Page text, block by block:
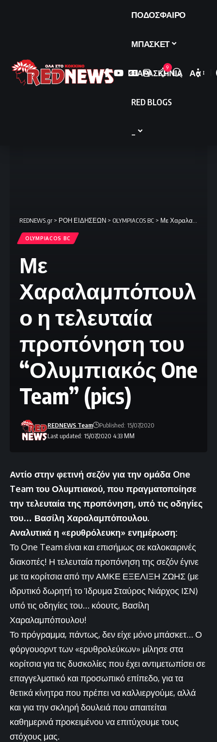
ΠΟΔΟΣΦΑΙΡΟ
ΜΠΑΣΚΕΤ
ΠΑΡΑΣΚΗΝΙΑ
RED BLOGS
9
Font
Αα
REDNEWS.gr > ΡΟΗ ΕΙΔΗΣΕΩΝ > OLYMPIACOS BC > Με Χαραλαμπόπουλο η τελευταία προπόνηση του “Ολυμπιακός One Team” (pics)
OLYMPIACOS BC
Με
Χαραλαμπόπουλ
ο η τελευταία
προπόνηση του
“Ολυμπιακός One
Team” (pics)
Last updated: 15/07/2020 4:33 ΜΜ
REDNEWS Team Published: 15/07/2020
Αντίο στην φετινή σεζόν για την ομάδα One
Team του Ολυμπιακού, που πραγματοποίησε
την τελευταία της προπόνηση, υπό τις οδηγίες
του… Βασίλη Χαραλαμπόπουλου.
Αναλυτικά η «ερυθρόλευκη» ενημέρωση:
Το One Team είναι και επισήμως σε καλοκαιρινές
διακοπές! Η τελευταία προπόνηση της σεζόν έγινε
με τα κορίτσια από την ΑΜΚΕ ΕΞΕΛΙΞΗ ΖΩΗΣ (με
ιδρυτικό δωρητή το Ίδρυμα Σταύρος Νιάρχος ΙΣΝ)
υπό τις οδηγίες του… κόουτς, Βασίλη
Χαραλαμπόπουλου!
Το πρόγραμμα, πάντως, δεν είχε μόνο μπάσκετ… Ο
φόργουορντ των «ερυθρολεύκων» μίλησε στα
κορίτσια για τις δυσκολίες που έχει αντιμετωπίσει σε
επαγγελματικό και προσωπικό επίπεδο, για τα
θετικά κίνητρα που πρέπει να καλλιεργούμε, αλλά
και για την σκληρή δουλειά που απαιτείται
καθημερινά προκειμένου να επιτύχουμε τους
στόχους μας.